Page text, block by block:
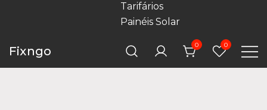
Tarifários
Painéis Solar
Fixngo 0 0